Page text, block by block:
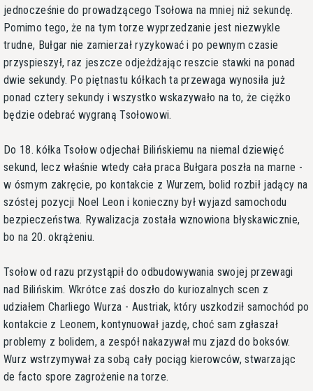
jednocześnie do prowadzącego Tsołowa na mniej niż sekundę.
Pomimo tego, że na tym torze wyprzedzanie jest niezwykle
trudne, Bułgar nie zamierzał ryzykować i po pewnym czasie
przyspieszył, raz jeszcze odjeżdżając reszcie stawki na ponad
dwie sekundy. Po piętnastu kółkach ta przewaga wynosiła już
ponad cztery sekundy i wszystko wskazywało na to, że ciężko
będzie odebrać wygraną Tsołowowi.
Do 18. kółka Tsołow odjechał Bilińskiemu na niemal dziewięć
sekund, lecz właśnie wtedy cała praca Bułgara poszła na marne -
w ósmym zakręcie, po kontakcie z Wurzem, bolid rozbił jadący na
szóstej pozycji Noel Leon i konieczny był wyjazd samochodu
bezpieczeństwa. Rywalizacja została wznowiona błyskawicznie,
bo na 20. okrążeniu.
Tsołow od razu przystąpił do odbudowywania swojej przewagi
nad Bilińskim. Wkrótce zaś doszło do kuriozalnych scen z
udziałem Charliego Wurza - Austriak, który uszkodził samochód po
kontakcie z Leonem, kontynuował jazdę, choć sam zgłaszał
problemy z bolidem, a zespół nakazywał mu zjazd do boksów.
Wurz wstrzymywał za sobą cały pociąg kierowców, stwarzając
de facto spore zagrożenie na torze.